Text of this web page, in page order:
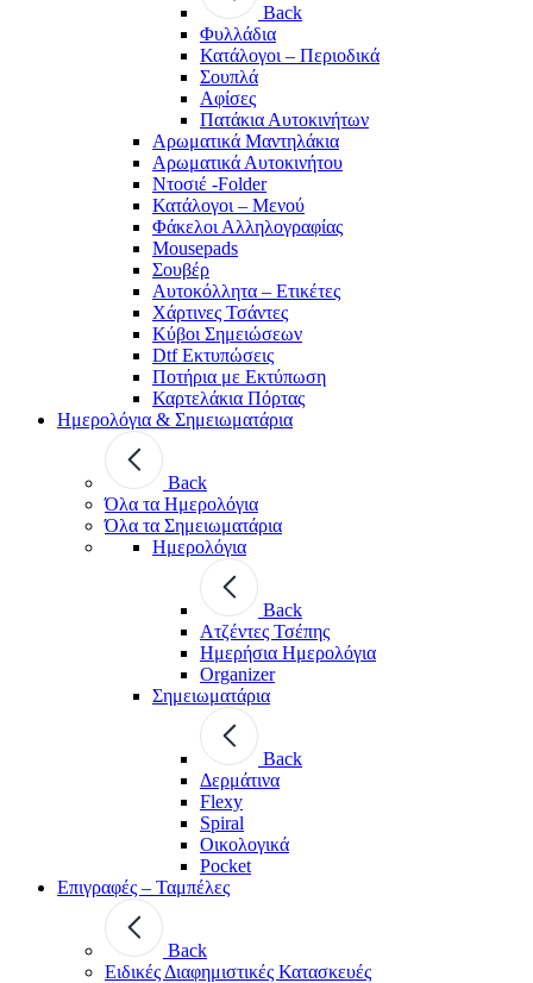
Back
Φυλλάδια
Κατάλογοι – Περιοδικά
Σουπλά
Αφίσες
Πατάκια Αυτοκινήτων
Αρωματικά Μαντηλάκια
Αρωματικά Αυτοκινήτου
Ντοσιέ -Folder
Κατάλογοι – Μενού
Φάκελοι Αλληλογραφίας
Mousepads
Σουβέρ
Αυτοκόλλητα – Ετικέτες
Χάρτινες Τσάντες
Κύβοι Σημειώσεων
Dtf Εκτυπώσεις
Ποτήρια με Εκτύπωση
Καρτελάκια Πόρτας
Ημερολόγια & Σημειωματάρια
Back
Όλα τα Ημερολόγια
Όλα τα Σημειωματάρια
Ημερολόγια
Back
Ατζέντες Τσέπης
Ημερήσια Ημερολόγια
Organizer
Σημειωματάρια
Back
Δερμάτινα
Flexy
Spiral
Οικολογικά
Pocket
Επιγραφές – Ταμπέλες
Back
Ειδικές Διαφημιστικές Κατασκευές